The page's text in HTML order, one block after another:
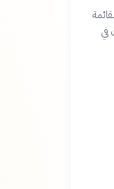
في